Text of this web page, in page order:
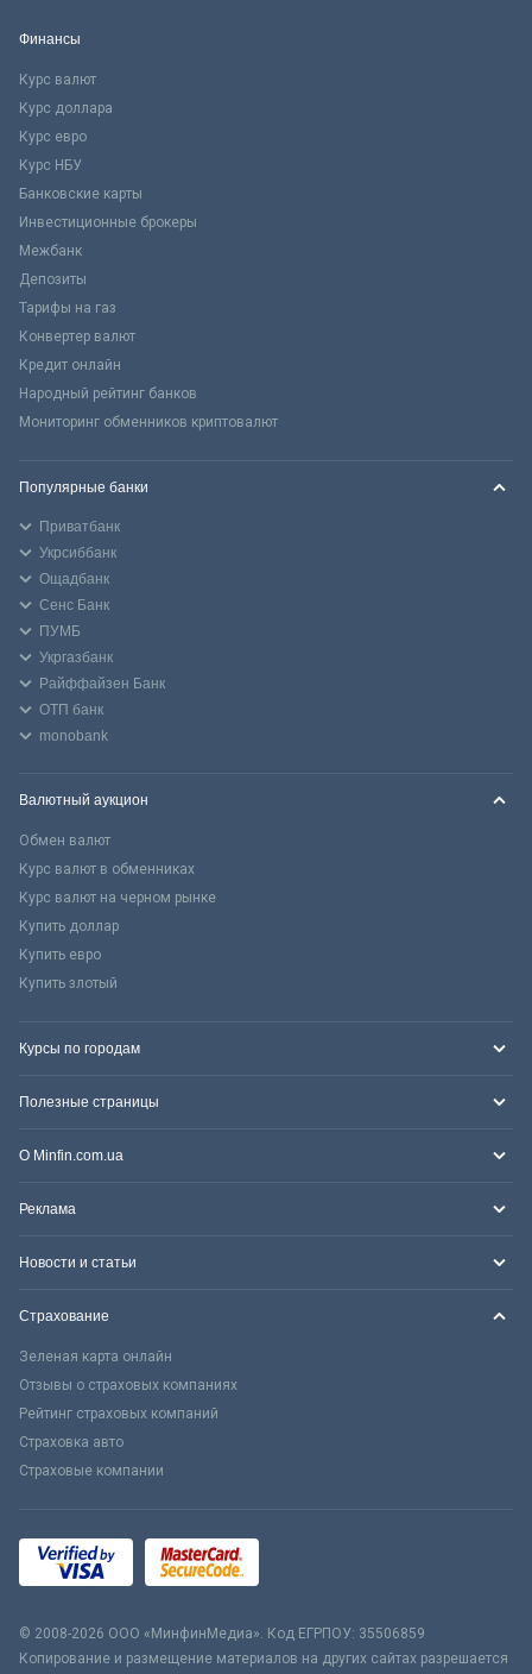
Финансы
Курс валют
Курс доллара
Курс евро
Курс НБУ
Банковские карты
Инвестиционные брокеры
Межбанк
Депозиты
Тарифы на газ
Конвертер валют
Кредит онлайн
Народный рейтинг банков
Мониторинг обменников криптовалют
Популярные банки
Приватбанк
Укрсиббанк
Ощадбанк
Сенс Банк
ПУМБ
Укргазбанк
Райффайзен Банк
ОТП банк
monobank
Валютный аукцион
Обмен валют
Курс валют в обменниках
Курс валют на черном рынке
Купить доллар
Купить евро
Купить злотый
Курсы по городам
Полезные страницы
О Minfin.com.ua
Реклама
Новости и статьи
Страхование
Зеленая карта онлайн
Отзывы о страховых компаниях
Рейтинг страховых компаний
Страховка авто
Страховые компании
© 2008-2026 ООО «МинфинМедиа». Код ЕГРПОУ: 35506859
Копирование и размещение материалов на других сайтах разрешается